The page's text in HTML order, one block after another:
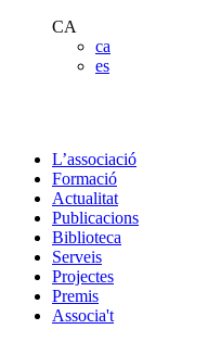
CA
ca
es
L’associació
Formació
Actualitat
Publicacions
Biblioteca
Serveis
Projectes
Premis
Associa't